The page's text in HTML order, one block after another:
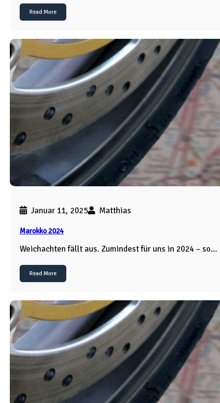
Read More
Januar 11, 2025 Matthias
Marokko 2024
Weichachten fällt aus. Zumindest für uns in 2024 – so…
Read More